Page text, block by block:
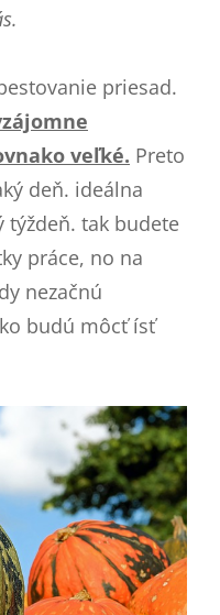
priesad.
veľké. Preto
deň. ideálna
týždeň. tak budete
práce, no na
nezačnú
budú môcť ísť